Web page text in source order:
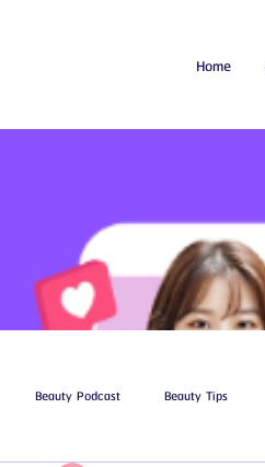
Home
Beauty Podcast Beauty Tips